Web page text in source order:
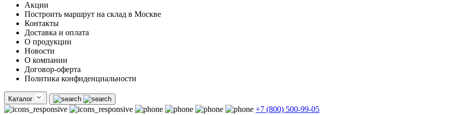
Акции
Построить маршрут на склад в Москве
Контакты
Доставка и оплата
О продукции
Новости
О компании
Договор-оферта
Политика конфиденциальности
Каталог
+7 (800) 500-99-05